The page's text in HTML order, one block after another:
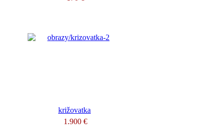
križovatka
1.900 €